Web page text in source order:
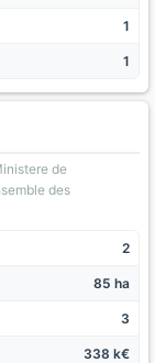
1
1
de
des
2
85 ha
3
338 k€